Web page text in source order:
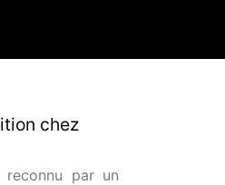
chez
reconnu par un